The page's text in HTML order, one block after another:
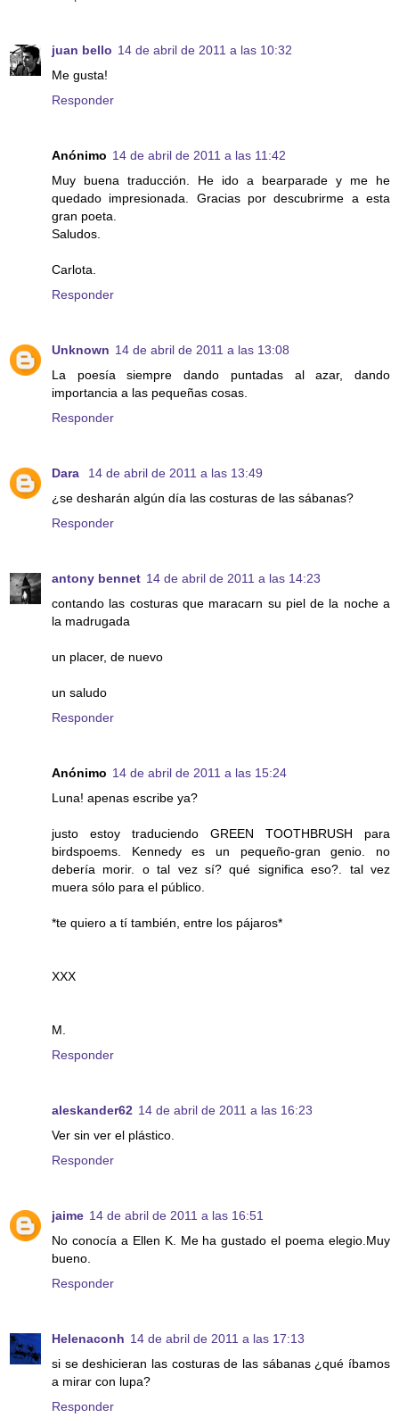
juan bello 14 de abril de 2011 a las 10:32
Me gusta!
Responder
Anónimo 14 de abril de 2011 a las 11:42
Muy buena traducción. He ido a bearparade y me he
quedado impresionada. Gracias por descubrirme a esta
gran poeta.
Saludos.
Carlota.
Responder
Unknown 14 de abril de 2011 a las 13:08
La poesía siempre dando puntadas al azar, dando
importancia a las pequeñas cosas.
Responder
Dara
14 de abril de 2011 a las 13:49
¿se desharán algún día las costuras de las sábanas?
Responder
antony bennet 14 de abril de 2011 a las 14:23
contando las costuras que maracarn su piel de la noche a
la madrugada
un placer, de nuevo
un saludo
Responder
Anónimo 14 de abril de 2011 a las 15:24
Luna! apenas escribe ya?
justo estoy traduciendo GREEN TOOTHBRUSH para
birdspoems. Kennedy es un pequeño-gran genio. no
debería morir. o tal vez sí? qué significa eso?. tal vez
muera sólo para el público.
*te quiero a tí también, entre los pájaros*
XXX
M.
Responder
aleskander62 14 de abril de 2011 a las 16:23
Ver sin ver el plástico.
Responder
jaime 14 de abril de 2011 a las 16:51
No conocía a Ellen K. Me ha gustado el poema elegio.Muy
bueno.
Responder
Helenaconh 14 de abril de 2011 a las 17:13
si se deshicieran las costuras de las sábanas ¿qué íbamos
a mirar con lupa?
Responder